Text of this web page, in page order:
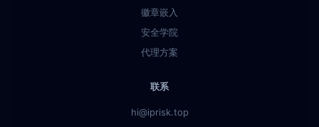
徽章嵌入
安全学院
代理方案
联系
hi@iprisk.top